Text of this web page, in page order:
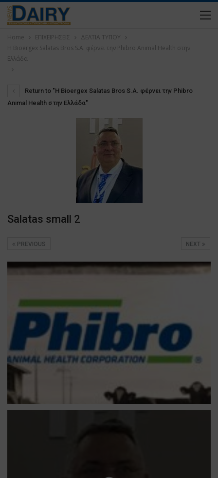
Home ΕΠΙΧΕΙΡΗΣΕΙΣ
ΔΕΛΤΙΑ ΤΥΠΟΥ
Η Bioergex Salatas Bros S.A. φέρνει την Phibro Animal Health στην
Ελλάδα
Return to "Η Bioergex Salatas Bros S.A. φέρνει την Phibro
Animal Health στην Ελλάδα"
Salatas small 2
NEXT
PREVIOUS